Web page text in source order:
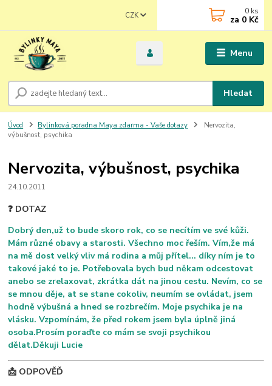
Menu
CZK
Hledat
0 ks
za 0 Kč
Úvod Bylinková poradna Maya zdarma - Vaše dotazy
Nervozita,
výbušnost, psychika
Nervozita, výbušnost, psychika
24.10.2011
❓ DOTAZ
Dobrý den,už to bude skoro rok, co se necítím ve své kůži.
Mám různé obavy a starosti. Všechno moc řeším. Vím,že má
na mě dost velký vliv má rodina a můj přítel... díky ním je to
takové jaké to je. Potřebovala bych bud někam odcestovat
anebo se zrelaxovat, zkrátka dát na jinou cestu. Nevím, co se
se mnou děje, at se stane cokoliv, neumím se ovládat, jsem
hodně výbušná a hned se rozbrečím. Moje psychika je na
vlásku. Vzpomínám, že před rokem jsem byla úplně jiná
osoba.Prosím poraďte co mám se svoji psychikou
dělat.Děkuji Lucie
📩 ODPOVĚĎ